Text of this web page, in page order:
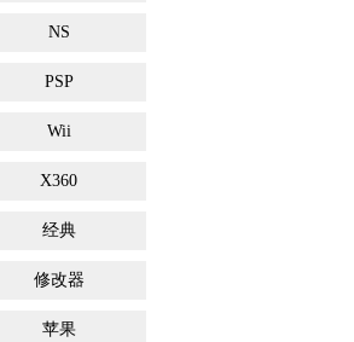
NS
PSP
Wii
X360
经典
修改器
苹果